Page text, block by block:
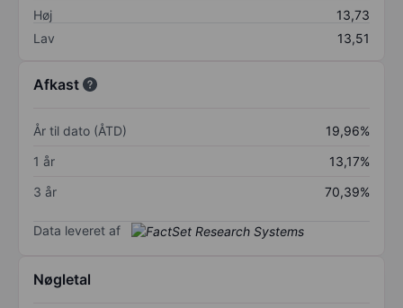
Høj
13,73
Lav
13,51
Afkast
År til dato (ÅTD)
19,96%
1 år
13,17%
3 år
70,39%
Data leveret af
Nøgletal